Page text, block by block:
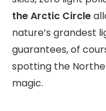
the Arctic Circle
nature’s grandest
guarantees, of
spotting the
magic.